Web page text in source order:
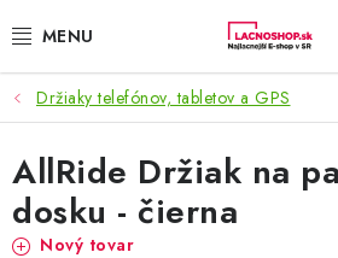
na
NAŠE AKCIE!
NAŠE NOVINKY!
POTRAVINY
Držiaky telefónov, tabletov a GPS
AllRide Držiak na
dosku - čierna
Nový tovar